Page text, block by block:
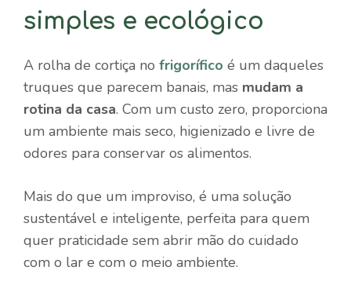
simples e ecológico
A rolha de cortiça no frigorífico é um daqueles
truques que parecem banais, mas mudam a
rotina da casa. Com um custo zero, proporciona
um ambiente mais seco, higienizado e livre de
odores para conservar os alimentos.
Mais do que um improviso, é uma solução
sustentável e inteligente, perfeita para quem
quer praticidade sem abrir mão do cuidado
com o lar e com o meio ambiente.